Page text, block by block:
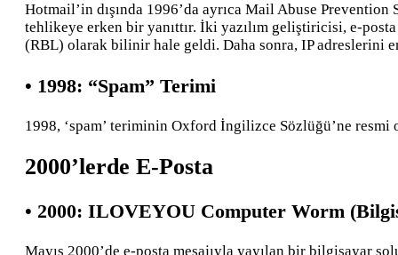
Hotmail’in dışında 1996’da ayrıca Mail Abuse
tehlikeye erken bir yanıttır. İki yazılım geliştiricisi, e-
(RBL) olarak bilinir hale geldi. Daha sonra, IP adreslerini
• 1998: “Spam” Terimi
1998, ‘spam’ teriminin Oxford İngilizce Sözlüğü’ne resmi
2000’lerde E-Posta
• 2000: ILOVEYOU Computer Worm
Mayıs 2000’de e-posta mesajıyla yayılan bir bilgisayar